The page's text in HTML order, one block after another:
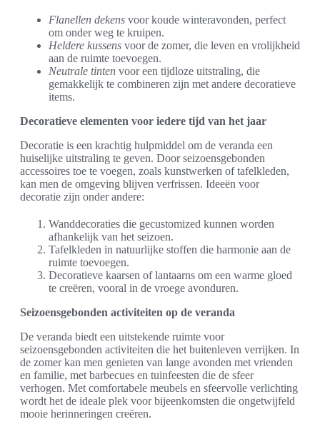
Flanellen dekens voor koude winteravonden, perfect
om onder weg te kruipen.
Heldere kussens voor de zomer, die leven en vrolijkheid
aan de ruimte toevoegen.
Neutrale tinten voor een tijdloze uitstraling, die
gemakkelijk te combineren zijn met andere decoratieve
items.
Decoratieve elementen voor iedere tijd van het jaar
Decoratie is een krachtig hulpmiddel om de veranda een
huiselijke uitstraling te geven. Door seizoensgebonden
accessoires toe te voegen, zoals kunstwerken of tafelkleden,
kan men de omgeving blijven verfrissen. Ideeën voor
decoratie zijn onder andere:
Wanddecoraties die gecustomized kunnen worden
afhankelijk van het seizoen.
Tafelkleden in natuurlijke stoffen die harmonie aan de
ruimte toevoegen.
Decoratieve kaarsen of lantaarns om een warme gloed
te creëren, vooral in de vroege avonduren.
Seizoensgebonden activiteiten op de veranda
De veranda biedt een uitstekende ruimte voor
seizoensgebonden activiteiten die het buitenleven verrijken. In
de zomer kan men genieten van lange avonden met vrienden
en familie, met barbecues en tuinfeesten die de sfeer
verhogen. Met comfortabele meubels en sfeervolle verlichting
wordt het de ideale plek voor bijeenkomsten die ongetwijfeld
mooie herinneringen creëren.